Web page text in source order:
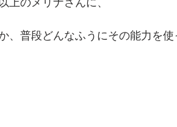
、普段どんなふうにその能力を